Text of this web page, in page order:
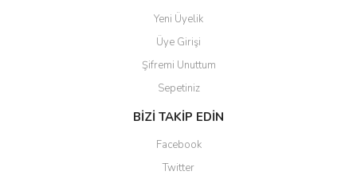
Yeni Üyelik
Üye Girişi
Şifremi Unuttum
Sepetiniz
BİZİ TAKİP EDİN
Facebook
Twitter